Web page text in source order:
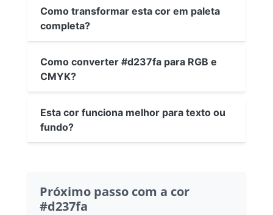
Como transformar esta cor em paleta
completa?
Como converter #d237fa para RGB e
CMYK?
Esta cor funciona melhor para texto ou
fundo?
Próximo passo com a cor
#d237fa